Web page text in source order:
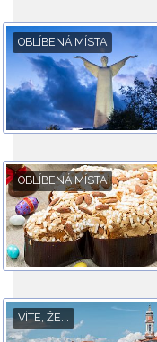
OBLÍBENÁ MÍSTA
OBLÍBENÁ MÍSTA
VÍTE, ŽE...